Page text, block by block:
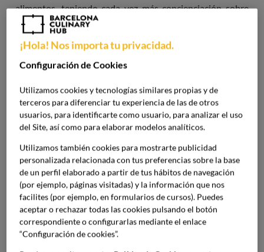
alimentos, teniendo cada vez más concienciación sobre
cuáles son los alimentos más saludables
muchas más personas
para aplicarlas en su día a día.
¿Por qué las técnicas culinarias
cada vez son más saludables?
Existe una creciente tendencia en el uso de técnicas
culinarias más saludables debido a una evolución de los
hábitos alimenticios y una mayor conciencia en la salud.
Hay varias razones que justifican el aumento del uso de
otros métodos de cocción más saludables:
Búsqueda de bienestar:
¡Hola! Nos importa tu privacidad.
Configuración de Cookies
Utilizamos cookies y tecnologías similares propias y de
terceros para diferenciar tu experiencia de las de otros
usuarios, para identificarte como usuario, para analizar el uso
del Site, así como para elaborar modelos analíticos.
Utilizamos también cookies para mostrarte publicidad
personalizada relacionada con tus preferencias sobre la base
de un perfil elaborado a partir de tus hábitos de navegación
(por ejemplo, páginas visitadas) y la información que nos
facilites (por ejemplo, en formularios de cursos). Puedes
aceptar o rechazar todas las cookies pulsando el botón
correspondiente o configurarlas mediante el enlace
“Configuración de cookies”.